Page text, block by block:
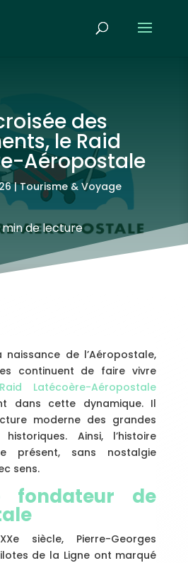
des
le Raid
Aéropostale
|Tourisme & Voyage
de lecture
de l’Aéropostale,
continuent de faire vivre
Raid Latécoère-Aéropostale
dans cette dynamique. Il
moderne des grandes
Ainsi, l’histoire
présent, sans nostalgie
sens.
fondateur de
siècle, Pierre-Georges
de la Ligne ont marqué